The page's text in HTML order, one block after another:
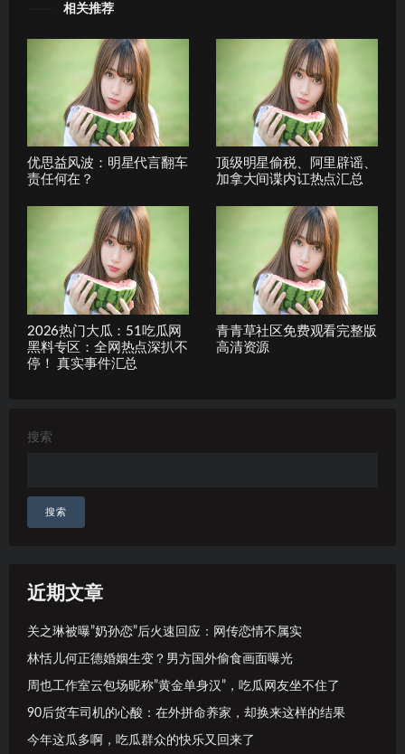
相关推荐
优思益风波：明星代言翻车
责任何在？
顶级明星偷税、阿里辟谣、
加拿大间谍内讧热点汇总
2026热门大瓜：51吃瓜网
黑料专区：全网热点深扒不
停！ 真实事件汇总
青青草社区免费观看完整版
高清资源
搜索
搜索
近期文章
关之琳被曝”奶孙恋”后火速回应：网传恋情不属实
林恬儿何正德婚姻生变？男方国外偷食画面曝光
周也工作室云包场昵称”黄金单身汉”，吃瓜网友坐不住了
90后货车司机的心酸：在外拼命养家，却换来这样的结果
今年这瓜多啊，吃瓜群众的快乐又回来了